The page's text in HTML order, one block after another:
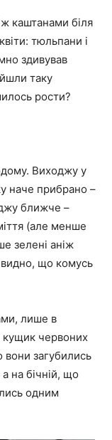
каштанами біля
тюльпани і
здивував
таку
рости?
Виходжу у
наче прибрано –
ближче –
(але менше
зелені аніж
видно, що комусь
лише в
кущик червоних
вони загубились
на бічній, що
одним